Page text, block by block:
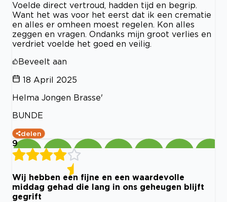
Voelde direct vertroud, hadden tijd en begrip.
Want het was voor het eerst dat ik een crematie
en alles er omheen moest regelen. Kon alles
zeggen en vragen. Ondanks mijn groot verlies en
verdriet voelde het goed en veilig.
Beveelt aan
18 April 2025
Helma Jongen Brasse'
BUNDE
delen
9
Wij hebben een fijne en een waardevolle
middag gehad die lang in ons geheugen blijft
gegrift